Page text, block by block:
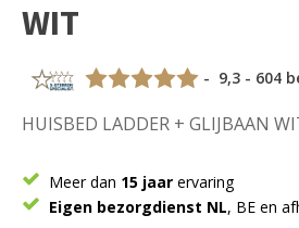
WIT
- 9,3 - 604
HUISBED LADDER + GLIJBAAN
Meer dan 15 jaar ervaring
Eigen bezorgdienst NL, BE en